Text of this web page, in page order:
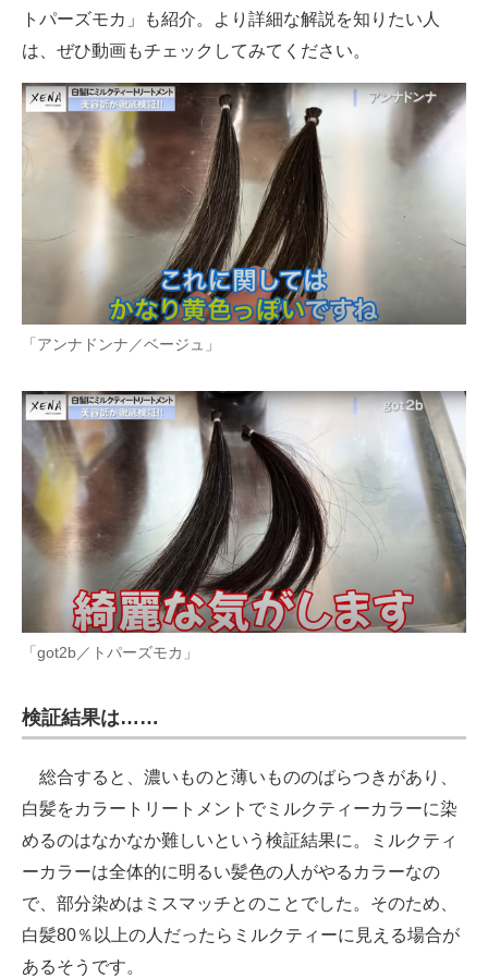
トパーズモカ」も紹介。より詳細な解説を知りたい人
は、ぜひ動画もチェックしてみてください。
「アンナドンナ／ベージュ」
「got2b／トパーズモカ」
検証結果は……
総合すると、濃いものと薄いもののばらつきがあり、
白髪をカラートリートメントでミルクティーカラーに染
めるのはなかなか難しいという検証結果に。ミルクティ
ーカラーは全体的に明るい髪色の人がやるカラーなの
で、部分染めはミスマッチとのことでした。そのため、
白髪80％以上の人だったらミルクティーに見える場合が
あるそうです。